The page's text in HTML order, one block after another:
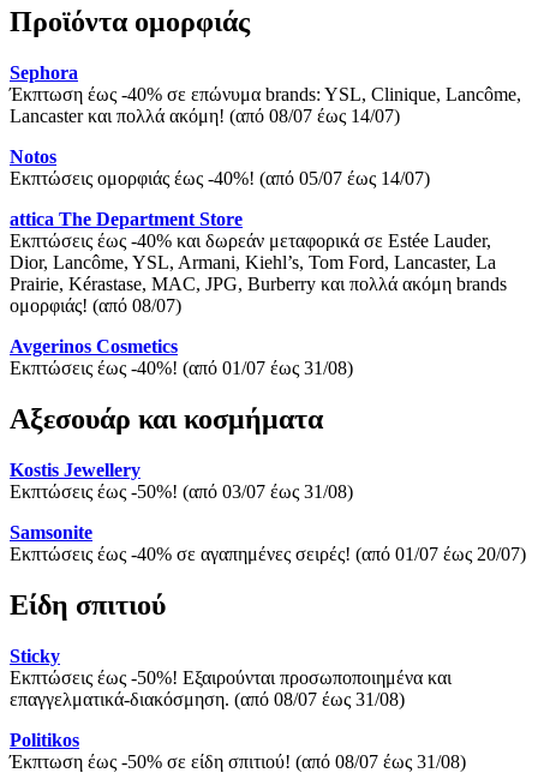
Προϊόντα ομορφιάς
Sephora
Έκπτωση έως -40% σε επώνυμα brands: YSL, Clinique, Lancôme,
Lancaster και πολλά ακόμη! (από 08/07 έως 14/07)
Notos
Εκπτώσεις ομορφιάς έως -40%! (από 05/07 έως 14/07)
attica The Department Store
Εκπτώσεις έως -40% και δωρεάν μεταφορικά σε Estée Lauder,
Dior, Lancôme, YSL, Armani, Kiehl’s, Tom Ford, Lancaster, La
Prairie, Kérastase, MAC, JPG, Burberry και πολλά ακόμη brands
ομορφιάς! (από 08/07)
Avgerinos Cosmetics
Εκπτώσεις έως -40%! (από 01/07 έως 31/08)
Αξεσουάρ και κοσμήματα
Kostis Jewellery
Εκπτώσεις έως -50%! (από 03/07 έως 31/08)
Samsonite
Εκπτώσεις έως -40% σε αγαπημένες σειρές! (από 01/07 έως 20/07)
Είδη σπιτιού
Sticky
Εκπτώσεις έως -50%! Εξαιρούνται προσωποποιημένα και
επαγγελματικά-διακόσμηση. (από 08/07 έως 31/08)
Politikos
Έκπτωση έως -50% σε είδη σπιτιού! (από 08/07 έως 31/08)